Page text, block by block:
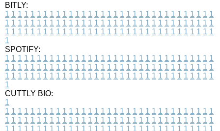
BITLY:
1 1 1 1 1 1 1 1 1 1 1 1 1 1 1 1 1 1 1 1 1 1 1 1 1 1 1 1 1 1 1 1 1
1 1 1 1 1 1 1 1 1 1 1 1 1 1 1 1 1 1 1 1 1 1 1 1 1 1 1 1 1 1 1 1 1
1 1 1 1 1 1 1 1 1 1 1 1 1 1 1 1 1 1 1 1 1 1 1 1 1 1 1 1 1 1 1 1 1
1
SPOTIFY:
1 1 1 1 1 1 1 1 1 1 1 1 1 1 1 1 1 1 1 1 1 1 1 1 1 1 1 1 1 1 1 1 1
1 1 1 1 1 1 1 1 1 1 1 1 1 1 1 1 1 1 1 1 1 1 1 1 1 1 1 1 1 1 1 1 1
1 1 1 1 1 1 1 1 1 1 1 1 1 1 1 1 1 1 1 1 1 1 1 1 1 1 1 1 1 1 1 1 1
1
CUTTLY BIO:
1
1 1 1 1 1 1 1 1 1 1 1 1 1 1 1 1 1 1 1 1 1 1 1 1 1 1 1 1 1 1 1 1 1
1 1 1 1 1 1 1 1 1 1 1 1 1 1 1 1 1 1 1 1 1 1 1 1 1 1 1 1 1 1 1 1 1
1 1 1 1 1 1 1 1 1 1 1 1 1 1 1 1 1 1 1 1 1 1 1 1 1 1 1 1 1 1 1 1 1